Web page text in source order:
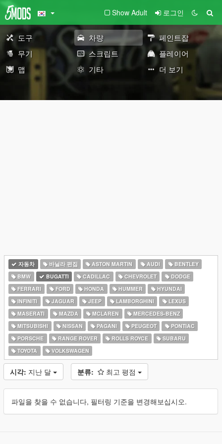
Show Adult 로그인
도구 차량
페인트잡
무기
스크립트
플레이어
맵
기타 더 보기
자동차 바닐라 편집 ASTON MARTIN AUDI
BENTLEY
BMW
BUGATTI CADILLAC CHEVROLET
DODGE
FERRARI
FORD HONDA HUMMER
HYUNDAI
INFINITI
JAGUAR JEEP LAMBORGHINI
LEXUS
MASERATI
MAZDA MCLAREN
MERCEDES-BENZ
MITSUBISHI
NISSAN PAGANI PEUGEOT
PONTIAC
PORSCHE
RANGE ROVER ROLLS ROYCE
SUBARU
TOYOTA
VOLKSWAGEN
시각: 지난 달 분류: 최고 평점
파일을 찾을 수 없습니다, 필터링 기준을 변경해보십시오.